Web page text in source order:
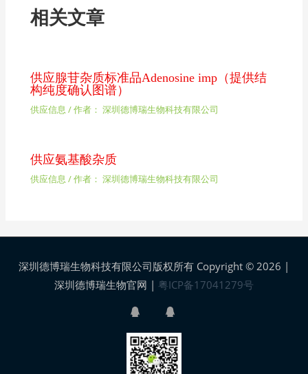
相关文章
供应腺苷杂质标准品Adenosine imp（提供结
构纯度确认图谱）
供应信息 / 作者： 深圳德博瑞生物科技有限公司
供应氨基酸杂质
供应信息 / 作者： 深圳德博瑞生物科技有限公司
深圳德博瑞生物科技有限公司版权所有 Copyright © 2026 |
深圳德博瑞生物官网 | 粤ICP备17041279号